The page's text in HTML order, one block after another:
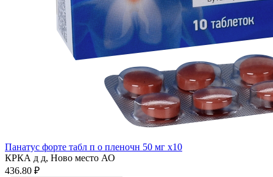
Панатус форте табл п о пленочн 50 мг x10
КРКА д д, Ново место АО
436.80 ₽